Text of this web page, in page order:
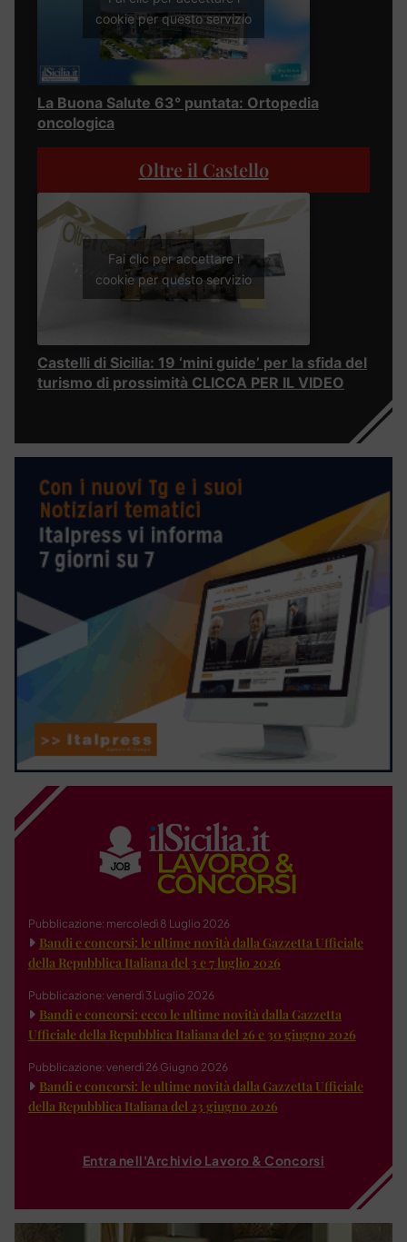
cookie per questo servizio
La Buona Salute 63° puntata: Ortopedia
oncologica
Oltre il Castello
Fai clic per accettare i
cookie per questo servizio
Castelli di Sicilia: 19 ‘mini guide’ per la sfida del
turismo di prossimità CLICCA PER IL VIDEO
Pubblicazione: mercoledì 8 Luglio 2026
Bandi e concorsi: le ultime novità dalla Gazzetta Ufficiale
della Repubblica Italiana del 3 e 7 luglio 2026
Pubblicazione: venerdì 3 Luglio 2026
Bandi e concorsi: ecco le ultime novità dalla Gazzetta
Ufficiale della Repubblica Italiana del 26 e 30 giugno 2026
Pubblicazione: venerdì 26 Giugno 2026
Bandi e concorsi: le ultime novità dalla Gazzetta Ufficiale
della Repubblica Italiana del 23 giugno 2026
Entra nell'Archivio Lavoro & Concorsi